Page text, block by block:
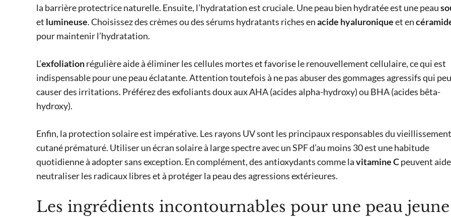
la barrière protectrice naturelle. Ensuite, l’hydratation est cruciale. Une peau bien hydratée est une peau
et lumineuse. Choisissez des crèmes ou des sérums hydratants riches enacide hyaluroniqueet en
pour maintenir l’hydratation.
L’exfoliationrégulière aide à éliminer les cellules mortes et favorise le renouvellement cellulaire, ce qui est
indispensable pour une peau éclatante. Attention toutefois à ne pas abuser des gommages agressifs qui
causer des irritations. Préférez des exfoliants doux aux AHA (acides alpha-hydroxy) ou BHA (acides bêta-
hydroxy).
Enfin, la protection solaire est impérative. Les rayons UV sont les principaux responsables du vieillissement
cutané prématuré. Utiliser un écran solaire à large spectre avec un SPF d’au moins 30 est une habitude
quotidienne à adopter sans exception. En complément, des antioxydants comme lavitamine Cpeuvent
neutraliser les radicaux libres et à protéger la peau des agressions extérieures.
Les ingrédients incontournables pour une peau jeune